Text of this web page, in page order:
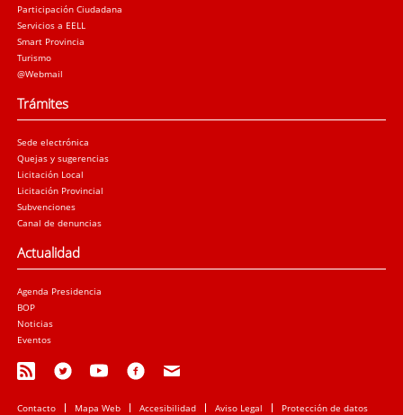
Participación Ciudadana
Servicios a EELL
Smart Provincia
Turismo
@Webmail
Trámites
Sede electrónica
Quejas y sugerencias
Licitación Local
Licitación Provincial
Subvenciones
Canal de denuncias
Actualidad
Agenda Presidencia
BOP
Noticias
Eventos
Contacto Mapa Web Accesibilidad Aviso Legal Protección de datos